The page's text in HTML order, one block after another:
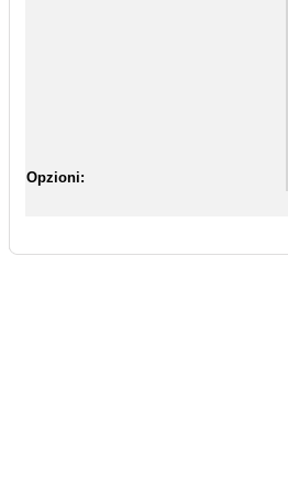
Opzioni: